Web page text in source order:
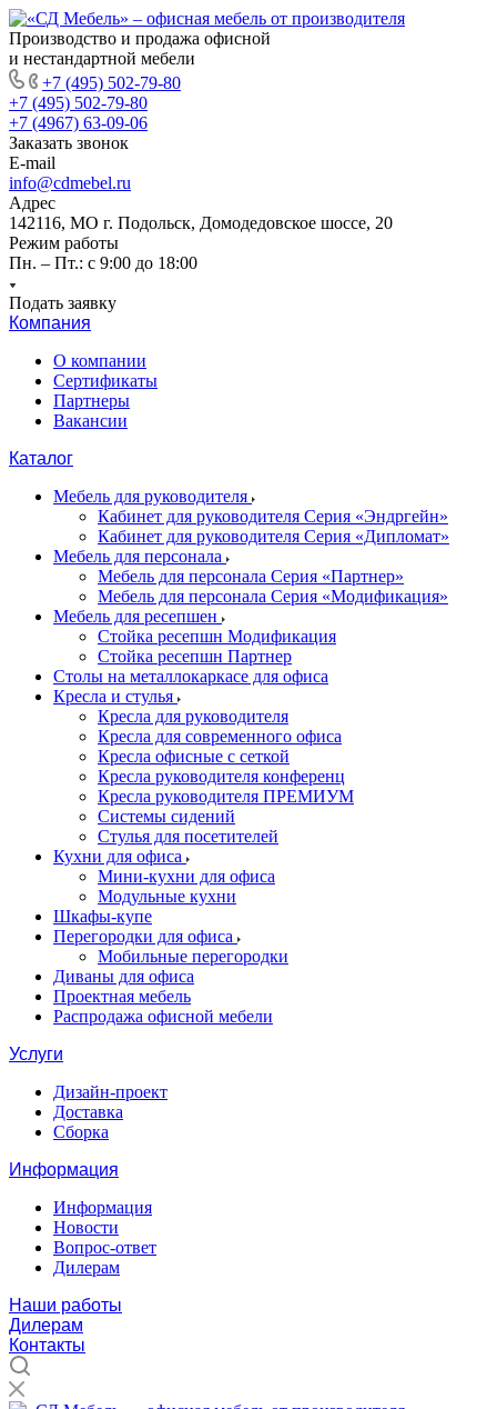
Производство и продажа офисной
и нестандартной мебели
+7 (495) 502-79-80
+7 (495) 502-79-80
+7 (4967) 63-09-06
Заказать звонок
E-mail
info@cdmebel.ru
Адрес
142116, МО г. Подольск, Домодедовское шоссе, 20
Режим работы
Пн. – Пт.: с 9:00 до 18:00
Подать заявку
Компания
О компании
Сертификаты
Партнеры
Вакансии
Каталог
Мебель для руководителя
Кабинет для руководителя Серия «Эндргейн»
Кабинет для руководителя Серия «Дипломат»
Мебель для персонала
Мебель для персонала Серия «Партнер»
Мебель для персонала Серия «Модификация»
Мебель для ресепшен
Стойка ресепшн Модификация
Стойка ресепшн Партнер
Столы на металлокаркасе для офиса
Кресла и стулья
Кресла для руководителя
Кресла для современного офиса
Кресла офисные с сеткой
Кресла руководителя конференц
Кресла руководителя ПРЕМИУМ
Системы сидений
Стулья для посетителей
Кухни для офиса
Мини-кухни для офиса
Модульные кухни
Шкафы-купе
Перегородки для офиса
Мобильные перегородки
Диваны для офиса
Проектная мебель
Распродажа офисной мебели
Услуги
Дизайн-проект
Доставка
Сборка
Информация
Информация
Новости
Вопрос-ответ
Дилерам
Наши работы
Дилерам
Контакты